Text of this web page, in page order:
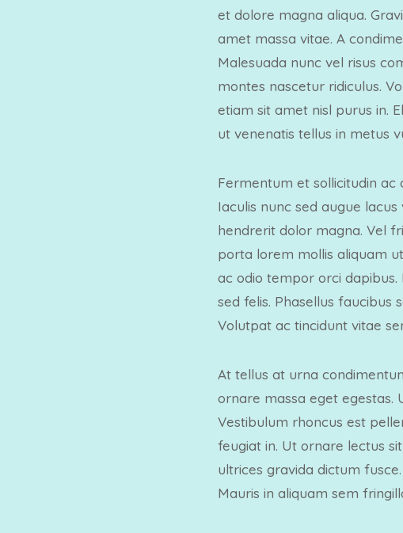
et dolore magna aliqua.
amet massa vitae. A
Malesuada nunc vel risus
montes nascetur ridiculus.
etiam sit amet nisl purus in.
ut venenatis tellus in metus
Fermentum et sollicitudin ac
Iaculis nunc sed augue
hendrerit dolor magna. Vel
porta lorem mollis aliquam
ac odio tempor orci
sed felis. Phasellus faucibus
Volutpat ac tincidunt vitae
At tellus at urna
ornare massa eget
Vestibulum rhoncus est
feugiat in. Ut ornare lectus
ultrices gravida dictum
Mauris in aliquam sem